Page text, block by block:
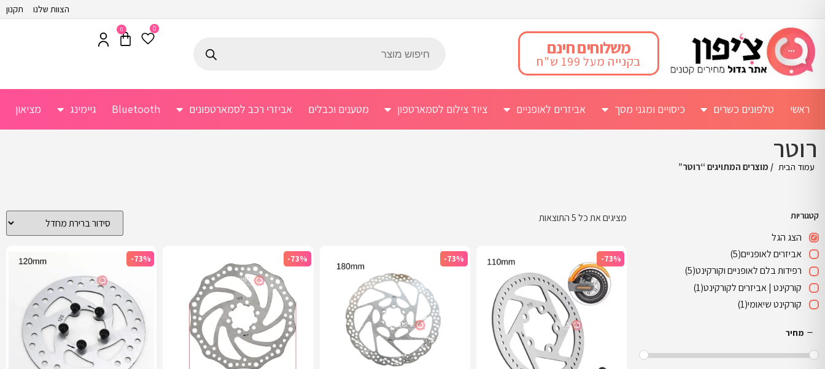
הצוות שלנו תקנון
משלוחים חינם
בקנייה מעל 199 ש"ח
0
0
ראשי טלפונים כשרים כיסויים ומגני מסך אביזרים לאופניים ציוד צילום לסמארטפון מטענים וכבלים אביזרי רכב לסמארטפונים Bluetooth גיימינג מציאון
רוטר
עמוד הבית / מוצרים המתויגים “רוטר”
קטגוריות
הצג הגל
אביזרים לאופניים(5)
רפידות בלם לאופניים וקורקינט(5)
קורקינט | אביזרים לקורקינט(1)
קורקינט שיאומי(1)
מחיר
מציגים את כל ⁦5⁩ התוצאות
-73%
-73%
-73%
-73%